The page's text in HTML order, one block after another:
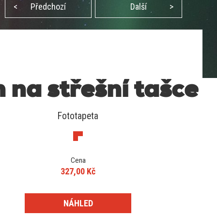
< Předchozí Další >
na střešní tašce
Fototapeta
Cena
327,00 Kč
NÁHLED